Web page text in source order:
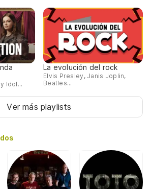
Idol...
La evolución del rock
Elvis Presley, Janis Joplin,
Beatles...
Ver más playlists